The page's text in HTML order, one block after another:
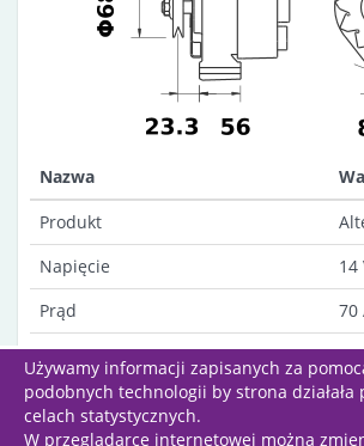
Używamy informacji zapisanych za
podobnych technologii by strona działała
celach statystycznych.
W przeglądarce internetowej można
Nazwa
Produkt
Napięcie
14
Prąd
70
Opis